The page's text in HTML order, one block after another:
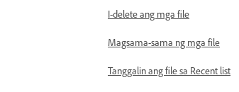
I-delete ang mga file
Magsama-sama ng mga file
Tanggalin ang file sa Recent list